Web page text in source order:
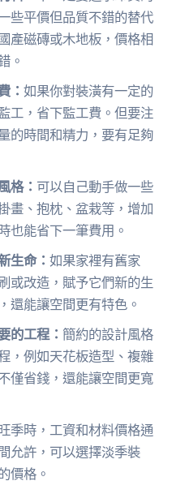
些平價但品質不錯的替代
產磁磚或木地板，價格相
。
：如果你對裝潢有一定的
工，省下監工費。但要注
的時間和精力，要有足夠
格： 可以自己動手做一些
畫、抱枕、盆栽等，增加
也能省下一筆費用。
生命：如果家裡有舊家
或改造，賦予它們新的生
還能讓空間更有特色。
的工程： 簡約的設計風格
，例如天花板造型、複雜
僅省錢，還能讓空間更寬
季時，工資和材料價格通
允許，可以選擇淡季裝
價格。